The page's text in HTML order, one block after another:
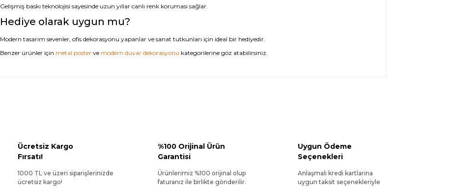
Gelişmiş baskı teknolojisi sayesinde uzun yıllar canlı renk koruması sağlar.
Hediye olarak uygun mu?
Modern tasarım sevenler, ofis dekorasyonu yapanlar ve sanat tutkunları için ideal bir hediyedir.
Benzer ürünler için metal posterve modern duvar dekorasyonu kategorilerine göz atabilirsiniz.
Ücretsiz Kargo
Fırsatı!
1000 TL ve üzeri siparişlerinizde
ücretsiz kargo!
%100 Orijinal Ürün
Garantisi
Ürünlerimiz %100 orijinal olup
faturanız ile birlikte gönderilir.
Uygun Ödeme
Seçenekleri
Anlaşmalı kredi kartlarına
uygun taksit seçenekleriyle